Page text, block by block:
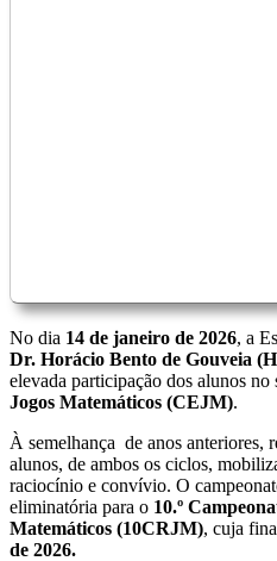
No dia 14 de janeiro de 2026, a
Dr. Horácio Bento de Gouveia
elevada participação dos alunos no
Jogos Matemáticos (CEJM).
À semelhança de anos anteriores,
alunos, de ambos os ciclos,
raciocínio e convívio. O
eliminatória para o 10.º
Matemáticos (10CRJM), cuja
de 2026.